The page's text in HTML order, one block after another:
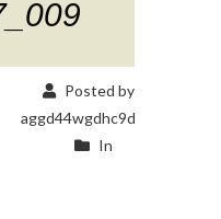
Posted by
aggd44wgdhc9d
In